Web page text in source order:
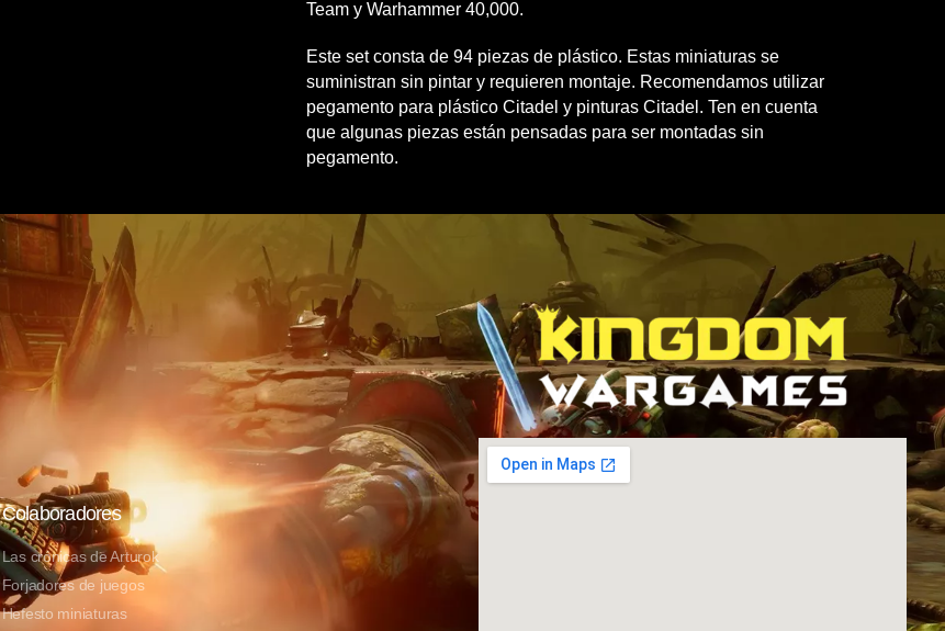
Team y Warhammer 40,000.
Este set consta de 94 piezas de plástico. Estas miniaturas se
suministran sin pintar y requieren montaje. Recomendamos utilizar
pegamento para plástico Citadel y pinturas Citadel. Ten en cuenta
que algunas piezas están pensadas para ser montadas sin
pegamento.
Colaboradores
Las crónicas de Arturok
Forjadores de juegos
Hefesto miniaturas